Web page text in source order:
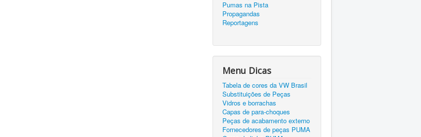
Pumas na Pista
Propagandas
Reportagens
Menu Dicas
Tabela de cores da VW Brasil
Substituições de Peças
Vidros e borrachas
Capas de para-choques
Peças de acabamento externo
Fornecedores de peças PUMA